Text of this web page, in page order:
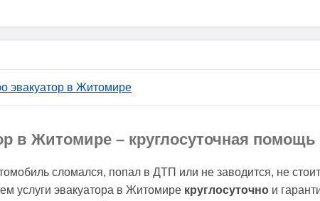
эвакуатор в Житомире
в Житомире – круглосуточная помощь
сломался, попал в ДТП или не заводится, не
услуги эвакуатора в Житомире круглосуточно и